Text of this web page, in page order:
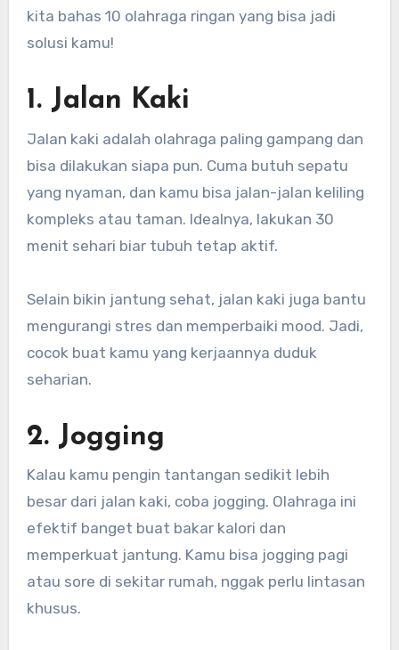
kita bahas 10 olahraga ringan yang bisa jadi
solusi kamu!
1. Jalan Kaki
Jalan kaki adalah olahraga paling gampang dan
bisa dilakukan siapa pun. Cuma butuh sepatu
yang nyaman, dan kamu bisa jalan-jalan keliling
kompleks atau taman. Idealnya, lakukan 30
menit sehari biar tubuh tetap aktif.
Selain bikin jantung sehat, jalan kaki juga bantu
mengurangi stres dan memperbaiki mood. Jadi,
cocok buat kamu yang kerjaannya duduk
seharian.
2. Jogging
Kalau kamu pengin tantangan sedikit lebih
besar dari jalan kaki, coba jogging. Olahraga ini
efektif banget buat bakar kalori dan
memperkuat jantung. Kamu bisa jogging pagi
atau sore di sekitar rumah, nggak perlu lintasan
khusus.